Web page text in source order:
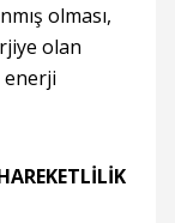
olması,
olan
enerji